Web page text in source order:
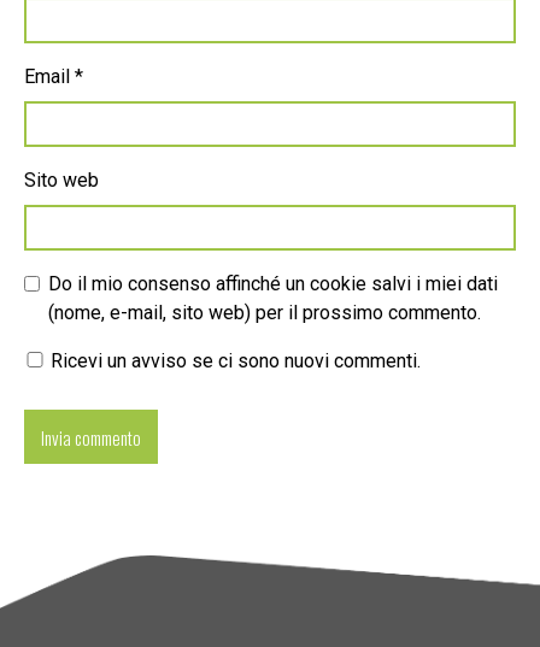
Email *
Sito web
Do il mio consenso affinché un cookie salvi i miei dati
(nome, e-mail, sito web) per il prossimo commento.
Ricevi un avviso se ci sono nuovi commenti.